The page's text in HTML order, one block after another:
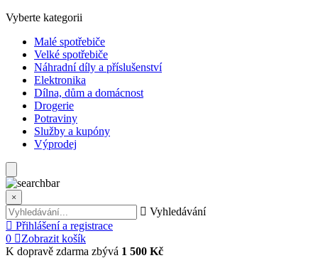
Vyberte kategorii
Malé spotřebiče
Velké spotřebiče
Náhradní díly a příslušenství
Elektronika
Dílna, dům a domácnost
Drogerie
Potraviny
Služby a kupóny
Výprodej
×
Vyhledávání
Přihlášení a registrace
0
Zobrazit košík
K dopravě zdarma zbývá 1 500 Kč